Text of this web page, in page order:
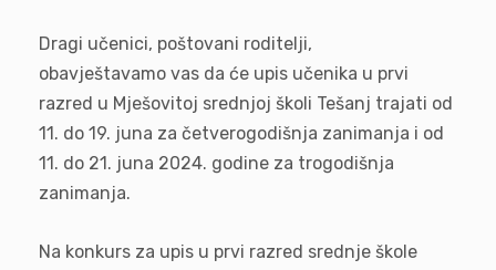
Dragi učenici, poštovani roditelji,
obavještavamo vas da će upis učenika u prvi
razred u Mješovitoj srednjoj školi Tešanj trajati od
11. do 19. juna za četverogodišnja zanimanja i od
11. do 21. juna 2024. godine za trogodišnja
zanimanja.
Na konkurs za upis u prvi razred srednje škole